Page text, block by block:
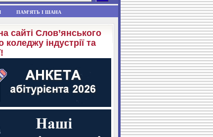
ПАМ'ЯТЬ І ШАНА
сайті Слов’янського
індустрії та